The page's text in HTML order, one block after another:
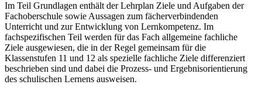
Im Teil Grundlagen enthält der Lehrplan Ziele und Aufgaben der
Fachoberschule sowie Aussagen zum fächerverbindenden
Unterricht und zur Entwicklung von Lernkompetenz. Im
fachspezifischen Teil werden für das Fach allgemeine fachliche
Ziele ausgewiesen, die in der Regel gemeinsam für die
Klassenstufen 11 und 12 als spezielle fachliche Ziele differenziert
beschrieben sind und dabei die Prozess- und Ergebnisorientierung
des schulischen Lernens ausweisen.